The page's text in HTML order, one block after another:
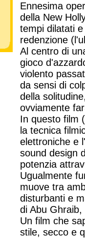
Ennesima
della New
tempi dilatati
redenzione
Al centro di
gioco
violento
da sensi di
della
ovviamente
In questo film
la tecnica
elettroniche e
sound design
potenzia
Ugualmente
muove tra
disturbanti e
di Abu
Un film che
stile, secco e